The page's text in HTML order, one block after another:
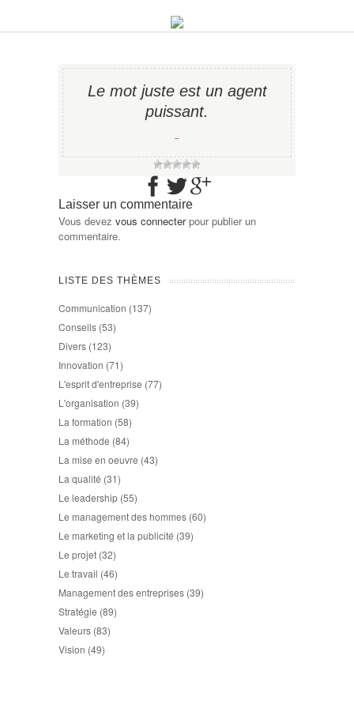
Le mot juste est un agent
puissant.
−
Laisser un commentaire
Vous devez vous connecterpour publier un
commentaire.
LISTE DES THÈMES
Communication (137)
Conseils (53)
Divers (123)
Innovation (71)
L'esprit d'entreprise (77)
L'organisation (39)
La formation (58)
La méthode (84)
La mise en oeuvre (43)
La qualité (31)
Le leadership (55)
Le management des hommes (60)
Le marketing et la publicité (39)
Le projet (32)
Le travail (46)
Management des entreprises (39)
Stratégie (89)
Valeurs (83)
Vision (49)